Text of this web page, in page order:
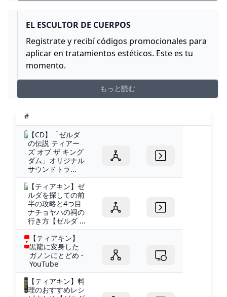
EL ESCULTOR DE CUERPOS
Registrate y recibí códigos promocionales para
aplicar en tratamientos estéticos. Este es tu
momento.
もっと読む
#
【CD】「ゼルダ
の伝説 ティアー
ズ オブ ザ キング
ダム」オリジナル
サウンドトラ...
【ティアキン】ゼ
ルダを探しての前
半の攻略と4つ目
ナチョヤハの祠の
行き方【ゼルダ ...
【ティアキン】
黒龍に変身した
ガノンにとどめ -
YouTube
【ティアキン】料
理のおすすめレシ